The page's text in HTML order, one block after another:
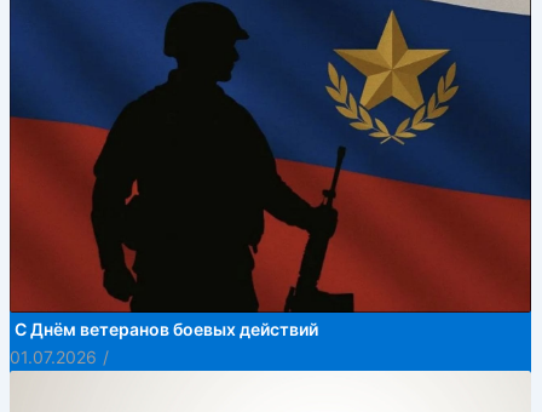
С Днём ветеранов боевых действий
01.07.2026 /